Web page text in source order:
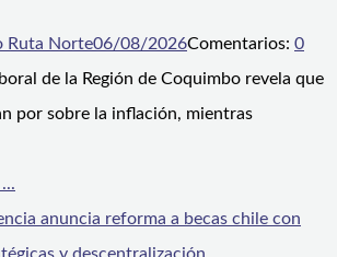
Ruta Norte06/08/2026Comentarios: 0
de la Región de Coquimbo revela que
por sobre la inflación, mientras